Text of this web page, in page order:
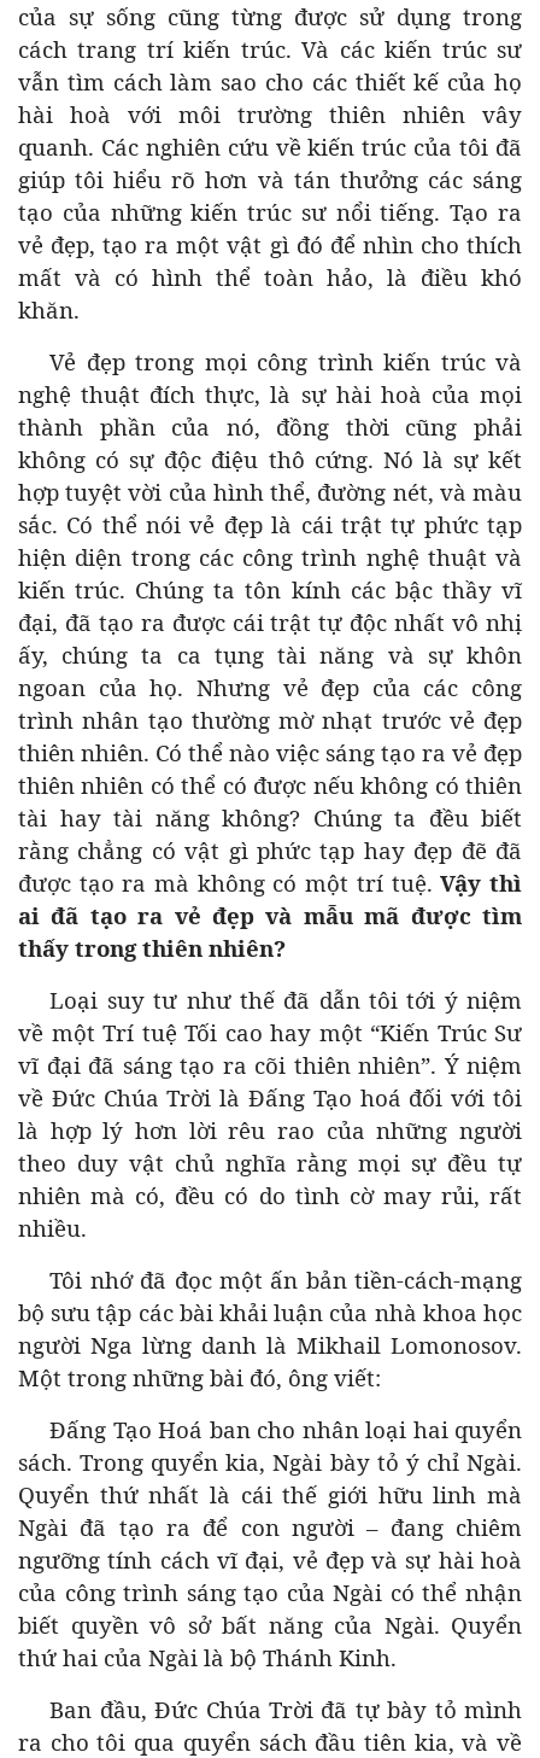
của sự sống cũng từng được sử dụng trong
cách trang trí kiến trúc. Và các kiến trúc sư
vẫn tìm cách làm sao cho các thiết kế của họ
hài hoà với môi trường thiên nhiên vây
quanh. Các nghiên cứu về kiến trúc của tôi đã
giúp tôi hiểu rõ hơn và tán thưởng các sáng
tạo của những kiến trúc sư nổi tiếng. Tạo ra
vẻ đẹp, tạo ra một vật gì đó để nhìn cho thích
mất và có hình thể toàn hảo, là điều khó
khăn.
Vẻ đẹp trong mọi công trình kiến trúc và
nghệ thuật đích thực, là sự hài hoà của mọi
thành phần của nó, đồng thời cũng phải
không có sự độc điệu thô cứng. Nó là sự kết
hợp tuyệt vời của hình thể, đường nét, và màu
sắc. Có thể nói vẻ đẹp là cái trật tự phức tạp
hiện diện trong các công trình nghệ thuật và
kiến trúc. Chúng ta tôn kính các bậc thầy vĩ
đại, đã tạo ra được cái trật tự độc nhất vô nhị
ấy, chúng ta ca tụng tài năng và sự khôn
ngoan của họ. Nhưng vẻ đẹp của các công
trình nhân tạo thường mờ nhạt trước vẻ đẹp
thiên nhiên. Có thể nào việc sáng tạo ra vẻ đẹp
thiên nhiên có thể có được nếu không có thiên
tài hay tài năng không? Chúng ta đều biết
rằng chẳng có vật gì phức tạp hay đẹp đẽ đã
được tạo ra mà không có một trí tuệ.Vậy thì
ai đã tạo ra vẻ đẹp và mẫu mã được tìm
thấy trong thiên nhiên?
Loại suy tư như thế đã dẫn tôi tới ý niệm
về một Trí tuệ Tối cao hay một “Kiến Trúc Sư
vĩ đại đã sáng tạo ra cõi thiên nhiên”. Ý niệm
về Đức Chúa Trời là Đấng Tạo hoá đối với tôi
là hợp lý hơn lời rêu rao của những người
theo duy vật chủ nghĩa rằng mọi sự đều tự
nhiên mà có, đều có do tình cờ may rủi, rất
nhiều.
Tôi nhớ đã đọc một ấn bản tiền-cách-mạng
bộ sưu tập các bài khải luận của nhà khoa học
người Nga lừng danh là Mikhail Lomonosov.
Một trong những bài đó, ông viết:
Đấng Tạo Hoá ban cho nhân loại hai quyển
sách. Trong quyển kia, Ngài bày tỏ ý chỉ Ngài.
Quyển thứ nhất là cái thế giới hữu linh mà
Ngài đã tạo ra để con người – đang chiêm
ngưỡng tính cách vĩ đại, vẻ đẹp và sự hài hoà
của công trình sáng tạo của Ngài có thể nhận
biết quyền vô sở bất năng của Ngài. Quyển
thứ hai của Ngài là bộ Thánh Kinh.
Ban đầu, Đức Chúa Trời đã tự bày tỏ mình
ra cho tôi qua quyển sách đầu tiên kia, và về